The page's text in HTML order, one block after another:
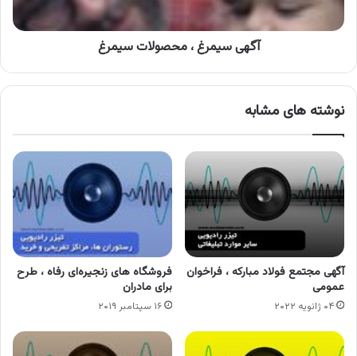
آگهی سیمرغ ، محصولات سیمرغ
نوشته های مشابه
آگهی مجتمع فولاد مبارکه ، فراخوان
عمومی
۰۴ ژانویه ۲۰۲۲
فروشگاه های زنجیره‌ای رفاه ، طرح
برای مادران
۱۶ سپتامبر ۲۰۱۹